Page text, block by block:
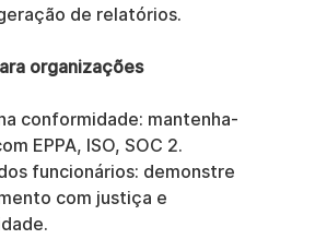
de relatórios.
organizações
conformidade: mantenha-
EPPA, ISO, SOC 2.
funcionários: demonstre
com justiça e